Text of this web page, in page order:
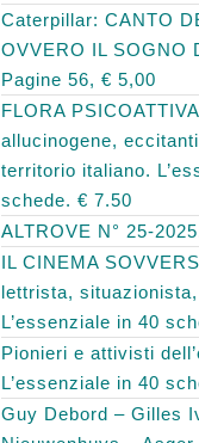
Caterpillar: CANTO
OVVERO IL SOGNO
Pagine 56, € 5,00
FLORA
allucinogene,
territorio italiano.
schede. € 7.50
ALTROVE N° 25-
IL CINEMA
lettrista,
L’essenziale in 40
Pionieri e attivisti
L’essenziale in 40
Guy Debord – Gilles